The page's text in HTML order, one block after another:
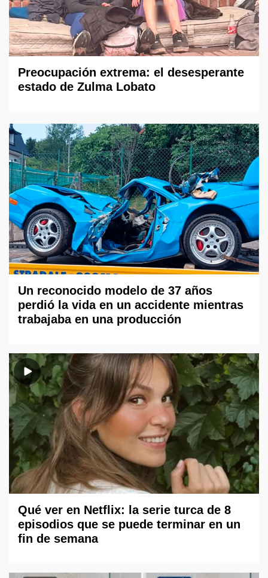
Preocupación extrema: el desesperante
estado de Zulma Lobato
Un reconocido modelo de 37 años
perdió la vida en un accidente mientras
trabajaba en una producción
Qué ver en Netflix: la serie turca de 8
episodios que se puede terminar en un
fin de semana